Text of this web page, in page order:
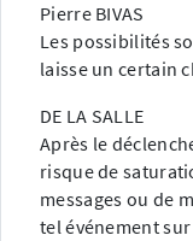
Pierre BIVAS
Les possibilités
laisse un certain
DE LA SALLE
Après le
risque de
messages ou de
tel événement